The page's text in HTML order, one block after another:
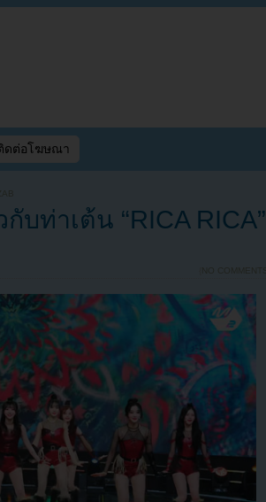
ดต่อโฆษณา
บท่าเต้น “RICA RICA”
NO COMMENTS